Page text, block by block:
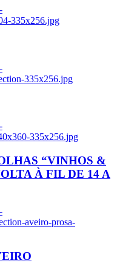
335x256.jpg
335x256.jpg
335x256.jpg
“VINHOS &
À FIL DE 14 A
aveiro-prosa-